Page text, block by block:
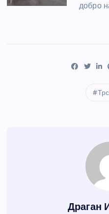
добро
Драган